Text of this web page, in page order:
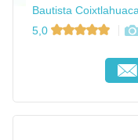
Bautista
5,0